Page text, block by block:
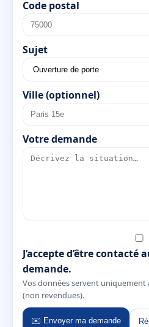
Code postal
Sujet
Ville (optionnel)
Votre demande
J’accepte d’être contacté
demande.
Vos données servent
(non revendues).
✉️ Envoyer ma demande